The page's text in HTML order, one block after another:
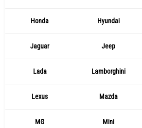
Honda Hyundai
Jaguar Jeep
Lada Lamborghini
Lexus Mazda
MG Mini